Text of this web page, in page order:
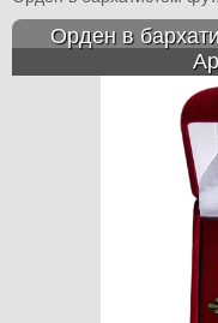
Орден в